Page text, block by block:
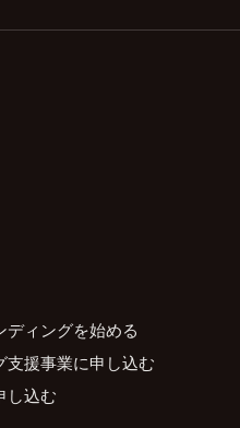
ィングを始める
援事業に申し込む
し込む